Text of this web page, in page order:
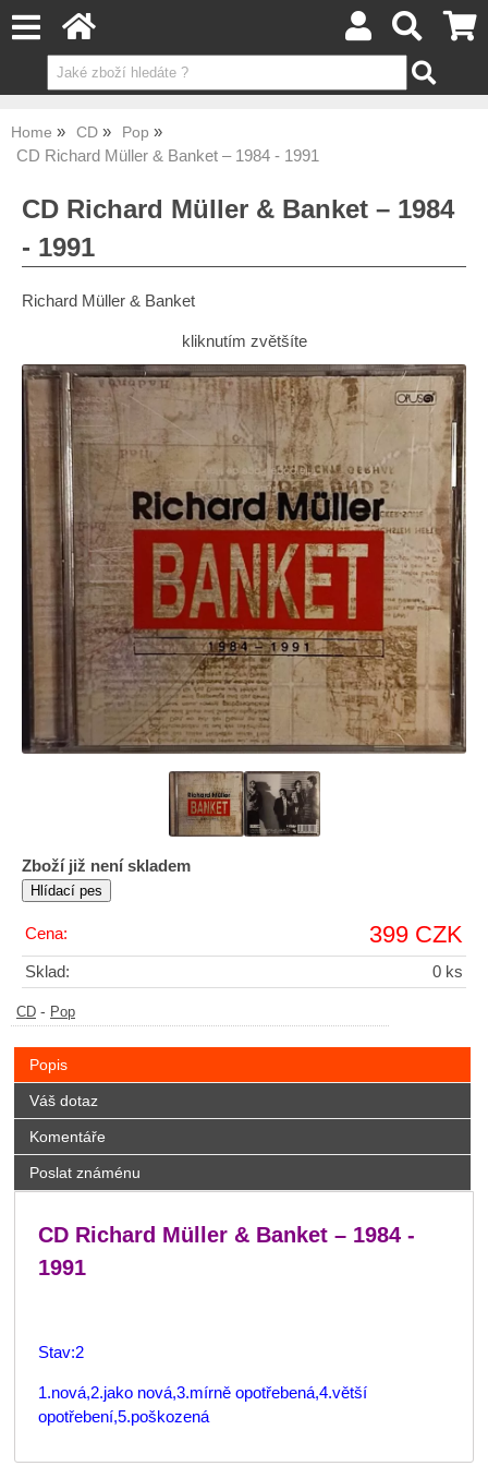
Home CD Pop
CD Richard Müller & Banket – 1984 - 1991
CD Richard Müller & Banket – 1984
- 1991
Richard Müller & Banket
kliknutím zvětšíte
Zboží již není skladem
Cena: 399 CZK
Sklad: 0 ks
CD - Pop
Popis
Váš dotaz
Komentáře
Poslat známénu
CD Richard Müller & Banket – 1984 -
1991
Stav:2
1.nová,2.jako nová,3.mírně opotřebená,4.větší
opotřebení,5.poškozená